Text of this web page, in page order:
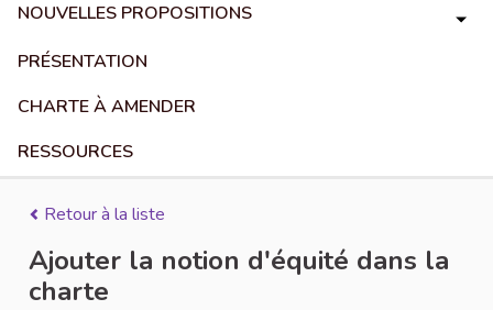
NOUVELLES PROPOSITIONS
PRÉSENTATION
CHARTE À AMENDER
RESSOURCES
Retour à la liste
Ajouter la notion d'équité dans la
charte